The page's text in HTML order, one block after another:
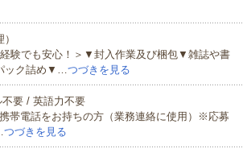
験でも安心！＞▼封入作業及び梱包▼雑誌や書
ック詰め▼…つづきを見る
要 / 英語力不要
電話をお持ちの方（業務連絡に使用）※応募
つづきを見る